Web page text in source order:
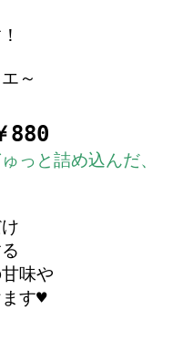
～
880
っと詰め込んだ、
味や
す♥